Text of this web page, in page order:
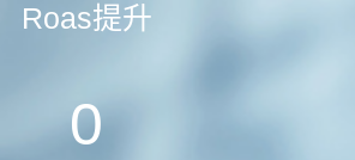
Roas提升
0